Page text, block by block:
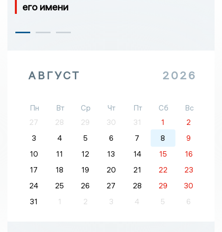
его имени
АВГУСТ 2026
Пн Вт Ср Чт Пт Сб
Вс
27
28 29 30 31 1
2
3
4 5 6 7 8
9
10
11 12 13 14 15
16
17
18 19 20 21 22
23
24
25 26 27 28 29
30
31
1 2 3 4 5 6